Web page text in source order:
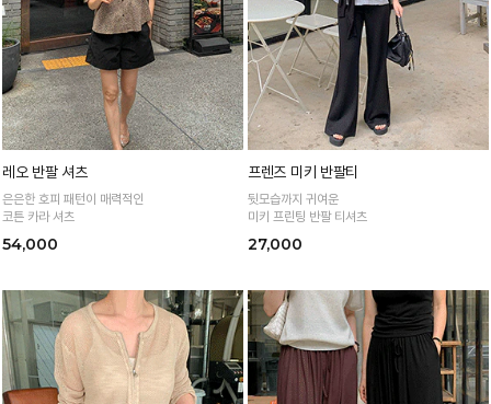
레오 반팔 셔츠
은은한 호피 패턴이 매력적인
코튼 카라 셔츠
54,000
프렌즈 미키 반팔티
뒷모습까지 귀여운
미키 프린팅 반팔 티셔츠
27,000